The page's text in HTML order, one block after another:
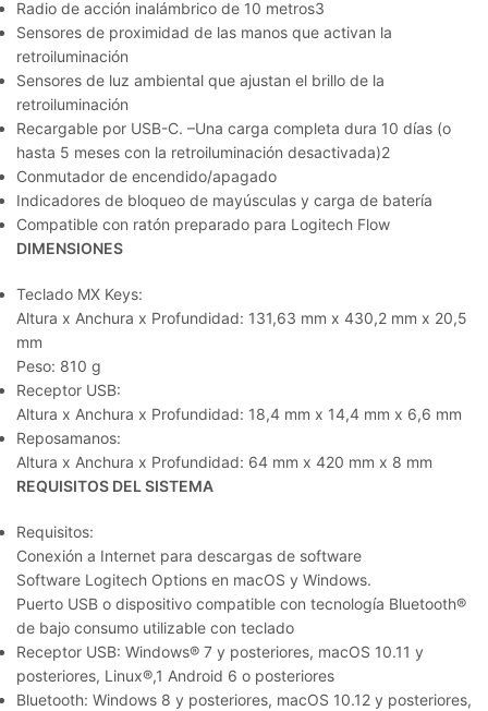
Radio de acción inalámbrico de 10 metros3
Sensores de proximidad de las manos que activan la
retroiluminación
Sensores de luz ambiental que ajustan el brillo de la
retroiluminación
Recargable por USB-C. –Una carga completa dura 10 días (o
hasta 5 meses con la retroiluminación desactivada)2
Conmutador de encendido/apagado
Indicadores de bloqueo de mayúsculas y carga de batería
Compatible con ratón preparado para Logitech Flow
DIMENSIONES
Teclado MX Keys:
Altura x Anchura x Profundidad: 131,63 mm x 430,2 mm x 20,5
mm
Peso: 810 g
Receptor USB:
Altura x Anchura x Profundidad: 18,4 mm x 14,4 mm x 6,6 mm
Reposamanos:
Altura x Anchura x Profundidad: 64 mm x 420 mm x 8 mm
REQUISITOS DEL SISTEMA
Requisitos:
Conexión a Internet para descargas de software
Software Logitech Options en macOS y Windows.
Puerto USB o dispositivo compatible con tecnología Bluetooth®
de bajo consumo utilizable con teclado
Receptor USB: Windows® 7 y posteriores, macOS 10.11 y
posteriores, Linux®,1 Android 6 o posteriores
Bluetooth: Windows 8 y posteriores, macOS 10.12 y posteriores,